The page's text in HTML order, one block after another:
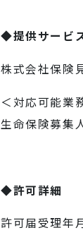
◆提供サービ
株式会社保険
＜対応可能業
生命保険募集
◆許可詳細
許可届受理年